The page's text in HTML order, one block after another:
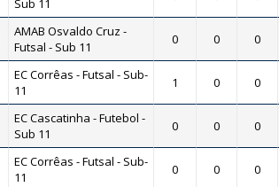
Sub 11
AMAB Osvaldo Cruz -
Futsal - Sub 11
0 0 0
EC Corrêas - Futsal - Sub-
11
1 0 0
EC Cascatinha - Futebol -
Sub 11
0 0 0
EC Corrêas - Futsal - Sub-
11
0 0 0